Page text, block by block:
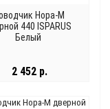
Нора-М
440 ISPARUS
Белый
2 452 р.